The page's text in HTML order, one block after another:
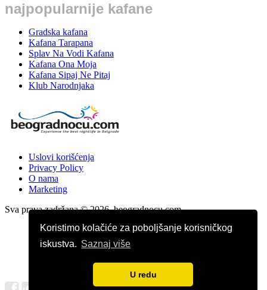
Koristimo kolačiće za poboljšanje korisničkog
iskustva. Saznaj više
U redu
najpopularnije kafane
Gradska kafana
Kafana Tarapana
Splav Na Vodi Kafana
Kafana Ona Moja
Kafana Sipaj Ne Pitaj
Klub Narodnjaka
Uslovi korišćenja
Privacy Policy
O nama
Marketing
Sva prava zadržana © 2026. beogradnocu.com